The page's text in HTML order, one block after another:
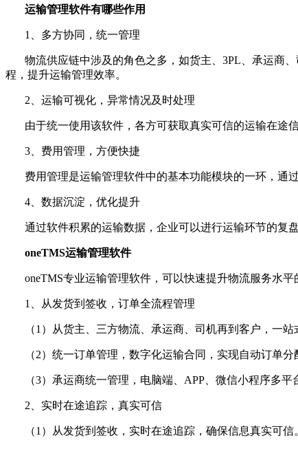
运输管理软件有哪些作用
1、多方协同，统一管理
物流供应链中涉及的角色之多，如货主、3PL、承运商
程，提升运输管理效率。
2、运输可视化，异常情况及时处理
由于统一使用该软件，各方可获取真实可信的运输在途
3、费用管理，方便快捷
费用管理是运输管理软件中的基本功能模块的一环，通
4、数据沉淀，优化提升
通过软件积累的运输数据，企业可以进行运输环节的复
oneTMS运输管理软件
oneTMS专业运输管理软件，可以快速提升物流服务水
1、从发货到签收，订单全流程管理
（1）从货主、三方物流、承运商、司机再到客户，一站
（2）统一订单管理，数字化运输合同，实现自动订单分
（3）承运商统一管理，电脑端、APP、微信小程序多平
2、实时在途追踪，真实可信
（1）从发货到签收，实时在途追踪，确保信息真实可信